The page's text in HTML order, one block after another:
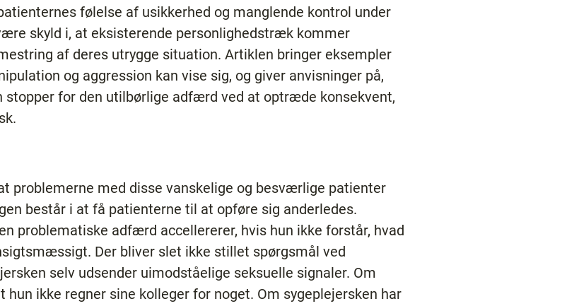
følelse af usikkerhed og manglende kontrol under
skyld i, at eksisterende personlighedstræk kommer
af deres utrygge situation. Artiklen bringer eksempler
og aggression kan vise sig, og giver anvisninger på,
stopper for den utilbørlige adfærd ved at optræde konsekvent,
problemerne med disse vanskelige og besværlige patienter
består i at få patienterne til at opføre sig anderledes.
problematiske adfærd accellererer, hvis hun ikke forstår, hvad
Der bliver slet ikke stillet spørgsmål ved
selv udsender uimodståelige seksuelle signaler. Om
hun ikke regner sine kolleger for noget. Om sygeplejersken har